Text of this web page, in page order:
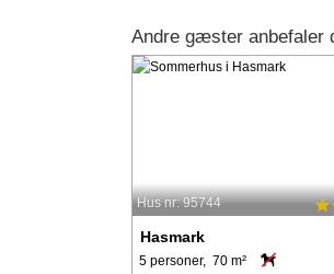
Andre gæster anbefaler
Hus nr: 95744
Hasmark
5 personer, 70 m²